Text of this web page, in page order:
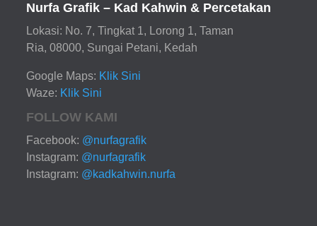
Nurfa Grafik – Kad Kahwin & Percetakan
Lokasi: No. 7, Tingkat 1, Lorong 1, Taman
Ria, 08000, Sungai Petani, Kedah
Google Maps: Klik Sini
Waze: Klik Sini
FOLLOW KAMI
Facebook: @nurfagrafik
Instagram: @nurfagrafik
Instagram: @kadkahwin.nurfa